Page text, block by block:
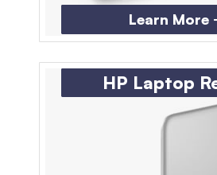
Learn More
HP Laptop